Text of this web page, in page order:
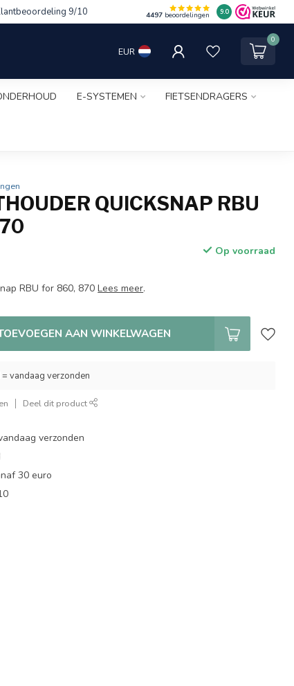
9/10 4497beoordelingen 9.0
EUR
0
E-SYSTEMEN FIETSENDRAGERS
QUICKSNAP RBU
Op voorraad
RBU for 860, 870Lees meer.
AAN WINKELWAGEN
vandaag verzonden
Deel dit product
verzonden
30 euro